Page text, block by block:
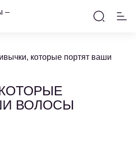
которые портят ваши
ВОЛОСЫ